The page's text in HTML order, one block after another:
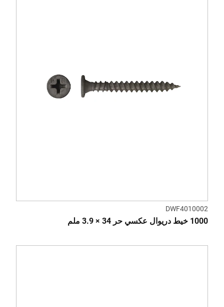
DWF4010002
1000 خيط دريوال عكسي حر 34 × 3.9 ملم